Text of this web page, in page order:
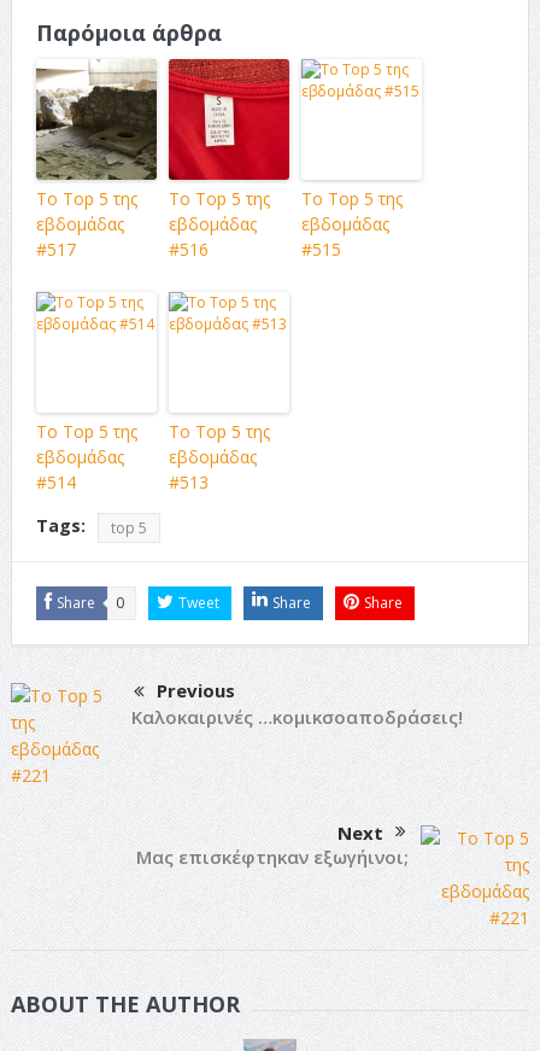
Παρόμοια άρθρα
Το Top 5 της
εβδομάδας
#517
Το Top 5 της
εβδομάδας
#516
Το Top 5 της
εβδομάδας
#515
Το Top 5 της
εβδομάδας
#514
Το Top 5 της
εβδομάδας
#513
Tags:
top 5
Share 0 Tweet Share Share
Previous
Καλοκαιρινές …κομικσοαποδράσεις!
Next
Μας επισκέφτηκαν εξωγήινοι;
ABOUT THE AUTHOR